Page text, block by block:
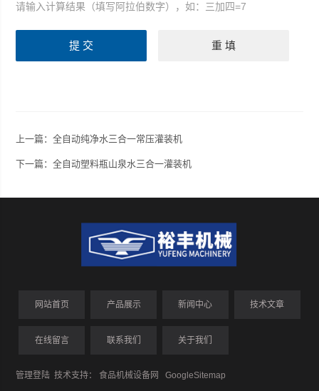
请输入计算结果（填写阿拉伯数字），如：三加四=7
上一篇：全自动纯净水三合一常压灌装机
下一篇：全自动塑料瓶山泉水三合一灌装机
网站首页 产品展示 新闻中心 技术文章
在线留言 联系我们 关于我们
管理登陆 技术支持：食品机械设备网 GoogleSitemap